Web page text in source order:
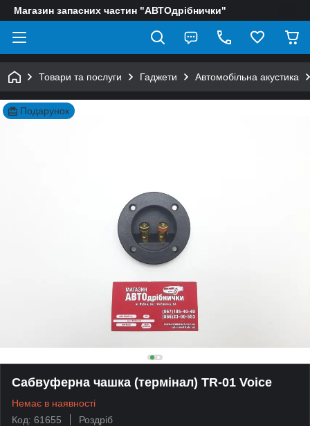
Магазин запасних частин "АВТОдрібнички"
Товари та послуги Гаджети Автомобільна акустика
Подарунок
Сабвуферна чашка (термінал) TR-01 Voice
Немає в наявності
Код: 61655
Роздріб